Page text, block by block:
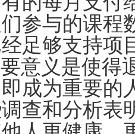
参与的课程
足够支持项
意义是使得
成为重要的
查和分析表